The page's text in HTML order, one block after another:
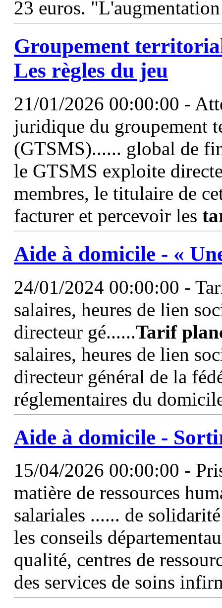
23 euros.
Groupement
Les règles du jeu
21/01/2026 00:00:00 -
juridique du groupement
(GTSMS)...... global de
le GTSMS exploite
membres, le titulaire de
facturer et percevoir les
Aide à domicile - «
24/01/2024 00:00:00 -
salaires, heures de lien
directeur gé......Tarif
salaires, heures de lien
directeur général de la
réglementaires du
Aide à domicile -
15/04/2026 00:00:00 -
matière de ressources
salariales ...... de
les conseils
qualité, centres de
des services de soins